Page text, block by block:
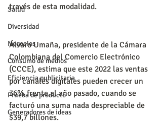
Salud
Diversidad
Negocios
Consumo de medios
Eficiencia publicitaria
Prueba de producto
Generadores de ideas
través de esta modalidad.
Álvaro Umaña, presidente de la Cámara
Colombiana del Comercio Electrónico
(CCCE), estima que este 2022 las ventas
por canales digitales pueden crecer un
36% frente al año pasado, cuando se
facturó una suma nada despreciable de
$39,7 billones.